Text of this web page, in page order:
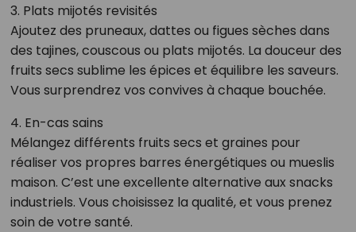
3. Plats mijotés revisités
Ajoutez des pruneaux, dattes ou figues sèches dans
des tajines, couscous ou plats mijotés. La douceur des
fruits secs sublime les épices et équilibre les saveurs.
Vous surprendrez vos convives à chaque bouchée.
4. En-cas sains
Mélangez différents fruits secs et graines pour
réaliser vos propres barres énergétiques ou mueslis
maison. C’est une excellente alternative aux snacks
industriels. Vous choisissez la qualité, et vous prenez
soin de votre santé.